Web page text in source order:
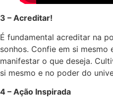
3 – Acreditar!
É fundamental acreditar na
sonhos. Confie em si mesmo
manifestar o que deseja.
si mesmo e no poder do
4 – Ação Inspirada